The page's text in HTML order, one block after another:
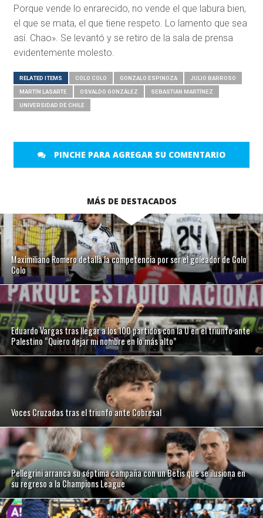
Porque vende lo enrarecido, no vende el que labura bien,
el que se mata, el que tiene respeto. Lo lamento que sea
así. Chao». Se levantó y se retiro de la sala de prensa
evidentemente molesto.
RELATED ITEMS COLO COLO GONZALO ESPINOZA JULIO BARROSO
MARTÍN LASARTE OSVALDO GONZÁLEZ SEBASTIAN MARTÍNEZ
UNIVERSIDAD DE CHILE
PINCHE PARA AGREGAR SU COMENTARIO
MÁS DE DESTACADOS
Maximiliano Romero detalla la competencia por ser el goleador de Colo
Colo
Eduardo Vargas tras llegar a los 100 partidos con la U en el triunfo ante
Palestino “Quiero dejar mi nombre en lo más alto”
Voces Cruzadas tras el triunfo ante Cobresal
Pellegrini arranca su séptima campaña con un Betis que se ilusiona en
su regreso a la Champions League